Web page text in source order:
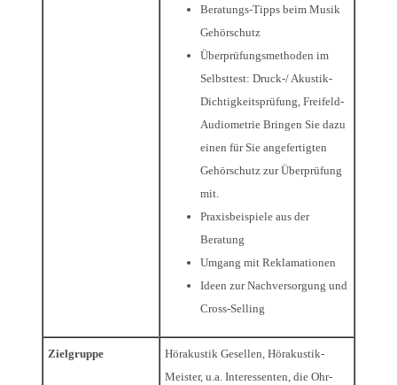
Beratungs-Tipps beim Musik
Gehörschutz
Überprüfungsmethoden im
Selbsttest: Druck-/ Akustik-
Dichtigkeitsprüfung, Freifeld-
Audiometrie Bringen Sie dazu
einen für Sie angefertigten
Gehörschutz zur Überprüfung
mit.
Praxisbeispiele aus der
Beratung
Umgang mit Reklamationen
Ideen zur Nachversorgung und
Cross-Selling
Zielgruppe
Hörakustik Gesellen, Hörakustik-
Meister, u.a. Interessenten, die Ohr-